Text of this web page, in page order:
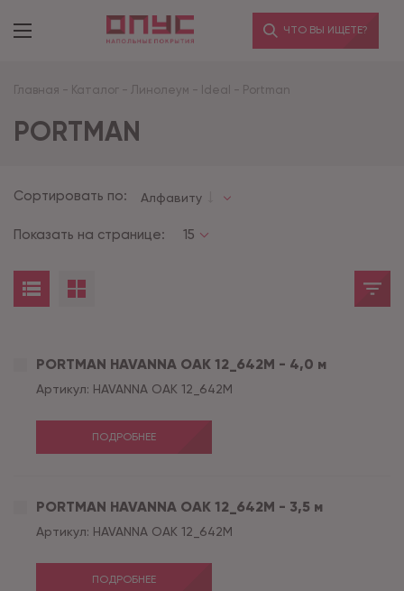
ЧТО ВЫ ИЩЕТЕ?
Главная - Каталог - Линолеум - Ideal - Portman
PORTMAN
Сортировать по: Алфавиту
Показать на странице: 15
PORTMAN HAVANNA OAK 12_642M - 4,0 м
Артикул: HAVANNA OAK 12_642M
ПОДРОБНЕЕ
PORTMAN HAVANNA OAK 12_642M - 3,5 м
Артикул: HAVANNA OAK 12_642M
ПОДРОБНЕЕ